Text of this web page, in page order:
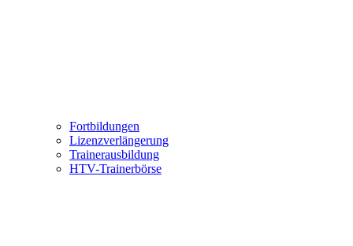
Fortbildungen
Lizenzverlängerung
Trainerausbildung
HTV-Trainerbörse